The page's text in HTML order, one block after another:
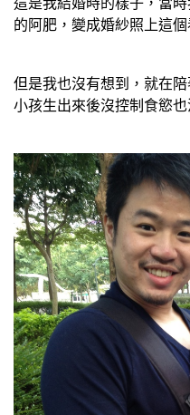
的阿肥，變成婚紗照上這個
但是我也沒有想到，就在
小孩生出來後沒控制食慾